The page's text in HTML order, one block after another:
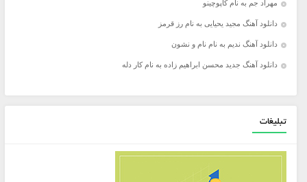
مهراد جم به نام کاپوچینو
دانلود آهنگ مجید یحیایی به نام رز قرمز
دانلود آهنگ ندیم به نام نام و نشون
دانلود آهنگ جدید محسن ابراهیم زاده به نام کار دله
تبلیغات